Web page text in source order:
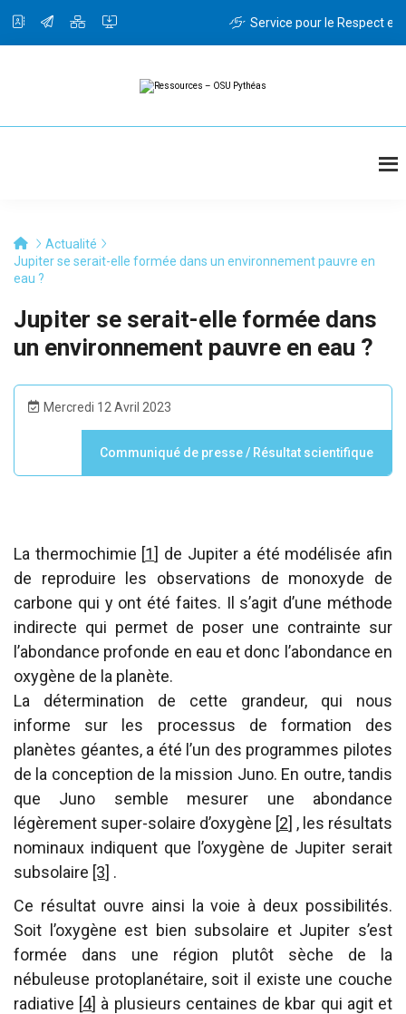
au
principal
Service pour le Respect et
Ressources
OSU
Ressources
Actualité
Jupiter se serait-elle formée dans un environnement pauvre en
eau ?
Jupiter se serait-elle formée dans
un environnement pauvre en eau ?
Mercredi 12 Avril 2023
Communiqué de presse/ Résultat scientifique
La thermochimie [1] de Jupiter a été modélisée afin
de reproduire les observations de monoxyde de
carbone qui y ont été faites. Il s’agit d’une méthode
indirecte qui permet de poser une contrainte sur
l’abondance profonde en eau et donc l’abondance en
oxygène de la planète.
La détermination de cette grandeur, qui nous
informe sur les processus de formation des
planètes géantes, a été l’un des programmes pilotes
de la conception de la mission Juno. En outre, tandis
que Juno semble mesurer une abondance
légèrement super-solaire d’oxygène [2] , les résultats
nominaux indiquent que l’oxygène de Jupiter serait
subsolaire [3] .
Ce résultat ouvre ainsi la voie à deux possibilités.
Soit l’oxygène est bien subsolaire et Jupiter s’est
formée dans une région plutôt sèche de la
nébuleuse protoplanétaire, soit il existe une couche
radiative [4] à plusieurs centaines de kbar qui agit et